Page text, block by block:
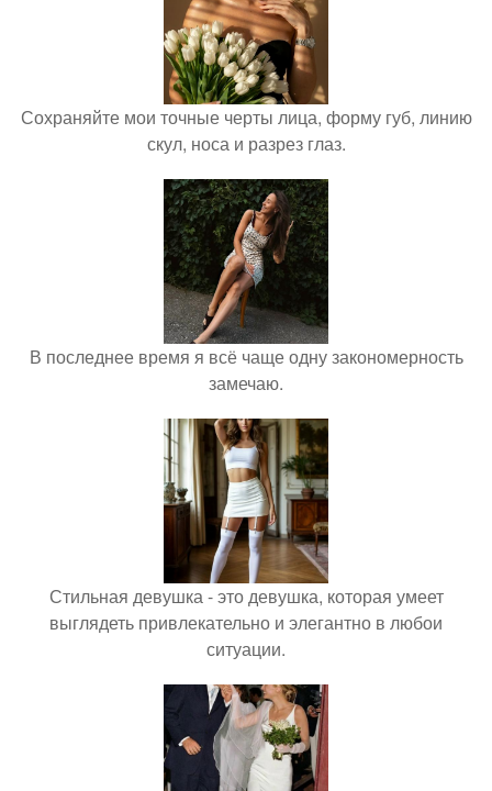
Сохраняйте мои точные черты лица, форму губ, линию
скул, носа и разрез глаз.
В последнее время я всё чаще одну закономерность
замечаю.
Стильная девушка - это девушка, которая умеет
выглядеть привлекательно и элегантно в любои
ситуации.